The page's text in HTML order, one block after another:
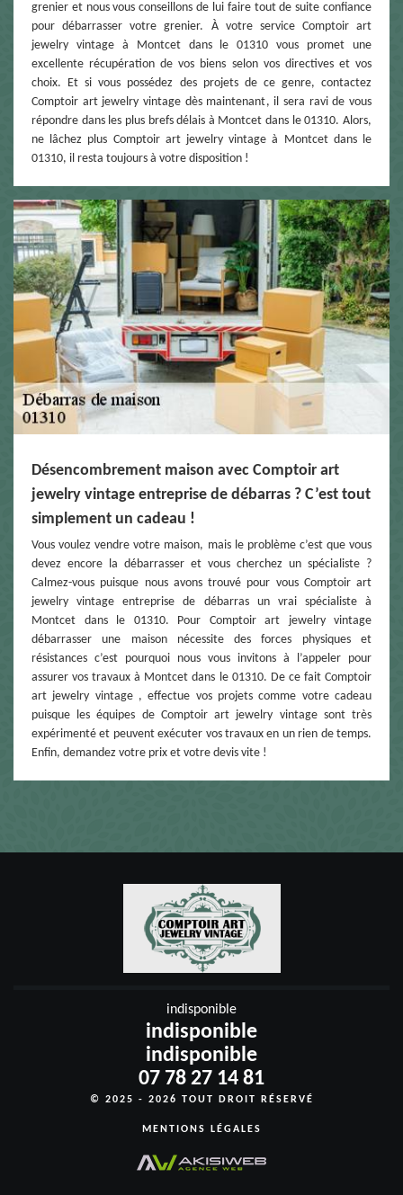
grenier et nous vous conseillons de lui faire tout de suite confiance
pour débarrasser votre grenier. À votre service Comptoir art
jewelry vintage à Montcet dans le 01310 vous promet une
excellente récupération de vos biens selon vos directives et vos
choix. Et si vous possédez des projets de ce genre, contactez
Comptoir art jewelry vintage dès maintenant, il sera ravi de vous
répondre dans les plus brefs délais à Montcet dans le 01310. Alors,
ne lâchez plus Comptoir art jewelry vintage à Montcet dans le
01310, il resta toujours à votre disposition !
Désencombrement maison avec Comptoir art
jewelry vintage entreprise de débarras ? C’est tout
simplement un cadeau !
Vous voulez vendre votre maison, mais le problème c’est que vous
devez encore la débarrasser et vous cherchez un spécialiste ?
Calmez-vous puisque nous avons trouvé pour vous Comptoir art
jewelry vintage entreprise de débarras un vrai spécialiste à
Montcet dans le 01310. Pour Comptoir art jewelry vintage
débarrasser une maison nécessite des forces physiques et
résistances c’est pourquoi nous vous invitons à l’appeler pour
assurer vos travaux à Montcet dans le 01310. De ce fait Comptoir
art jewelry vintage , effectue vos projets comme votre cadeau
puisque les équipes de Comptoir art jewelry vintage sont très
expérimenté et peuvent exécuter vos travaux en un rien de temps.
Enfin, demandez votre prix et votre devis vite !
indisponible
indisponible
indisponible
07 78 27 14 81
© 2025 - 2026 TOUT DROIT RÉSERVÉ
MENTIONS LÉGALES